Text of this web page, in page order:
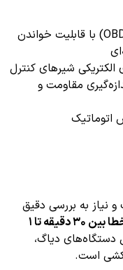
دستگاه دیاگ خودرو (OBD-II Scanner) با قابلیت خواندن
شیرهای کنترل
مقاومت و
اتوماتیک
نیاز به بررسی دقیق
مدت زمان تقریبی عیب‌یابی این کد خطا بین ۳۰ دقیقه تا ۱
دستگاه‌های دیاگ،
است.